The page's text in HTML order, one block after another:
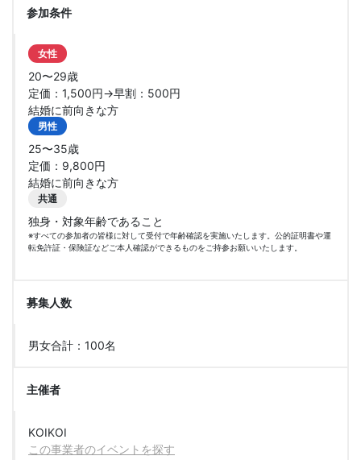
参加条件
女性
20〜29歳
定価：1,500円→早割：500円
結婚に前向きな方
男性
25〜35歳
定価：9,800円
結婚に前向きな方
共通
独身・対象年齢であること
※すべての参加者の皆様に対して受付で年齢確認を実施いたします。公的証明書や運
転免許証・保険証などご本人確認ができるものをご持参お願いいたします。
募集人数
男女合計：100名
主催者
KOIKOI
この事業者のイベントを探す